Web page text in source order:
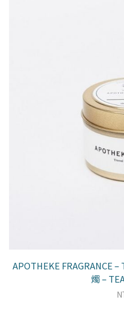
APOTHEKE FRAGRANCE
燭 –